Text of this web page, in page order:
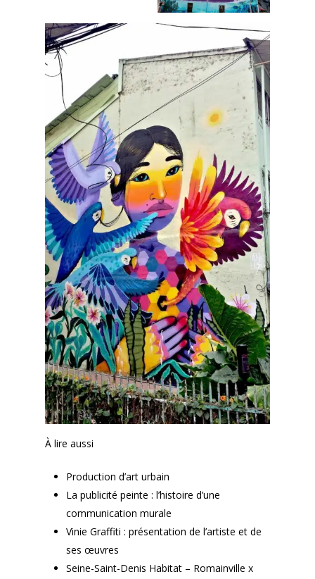
À lire aussi
Production d’art urbain
La publicité peinte : l’histoire d’une
communication murale
Vinie Graffiti : présentation de l’artiste et de
ses œuvres
Seine-Saint-Denis Habitat – Romainville x